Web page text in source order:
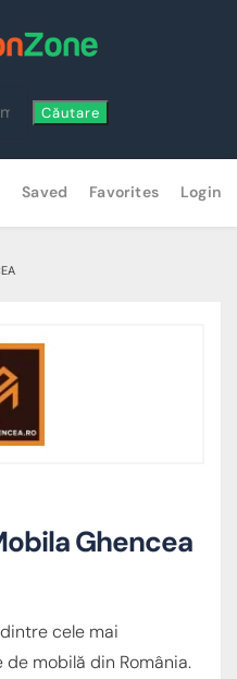
Căutare
Saved Favorites Login
Ghencea
cele mai
mobilă din România.